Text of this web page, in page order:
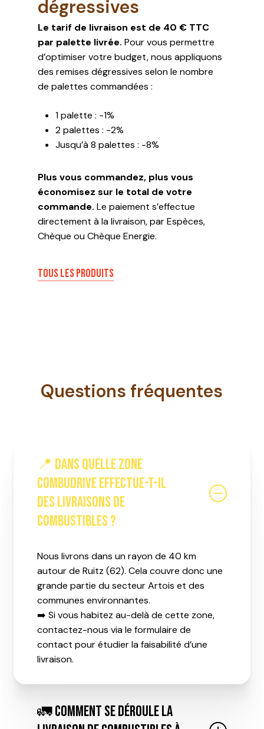
Votre panier est vide.
dégressives
Le tarif de livraison est de 40 € TTC
par palette livrée. Pour vous permettre
d’optimiser votre budget, nous appliquons
des remises dégressives selon le nombre
de palettes commandées :
1 palette : -1%
2 palettes : -2%
Jusqu’à 8 palettes : -8%
Plus vous commandez, plus vous
économisez sur le total de votre
commande. Le paiement s’effectue
directement à la livraison, par Espèces,
Chèque ou Chèque Energie.
TOUS LES PRODUITS
Questions fréquentes
📍 Dans quelle zone
Combudrive effectue-t-il
des livraisons de
combustibles ?
Nous livrons dans un rayon de 40 km
autour de Ruitz (62). Cela couvre donc une
grande partie du secteur Artois et des
communes environnantes.
➡️ Si vous habitez au-delà de cette zone,
contactez-nous via le formulaire de
contact pour étudier la faisabilité d’une
livraison.
🚛 Comment se déroule la